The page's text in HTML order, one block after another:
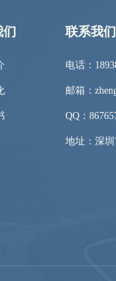
联系我们
电话：
邮箱：
QQ：
地址：深